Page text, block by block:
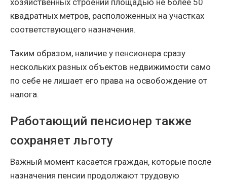
квадратных метров, расположенных на участках
соответствующего назначения.
Таким образом, наличие у пенсионера сразу
нескольких разных объектов недвижимости само
по себе не лишает его права на освобождение от
налога.
Работающий пенсионер также
сохраняет льготу
Важный момент касается граждан, которые после
назначения пенсии продолжают трудовую